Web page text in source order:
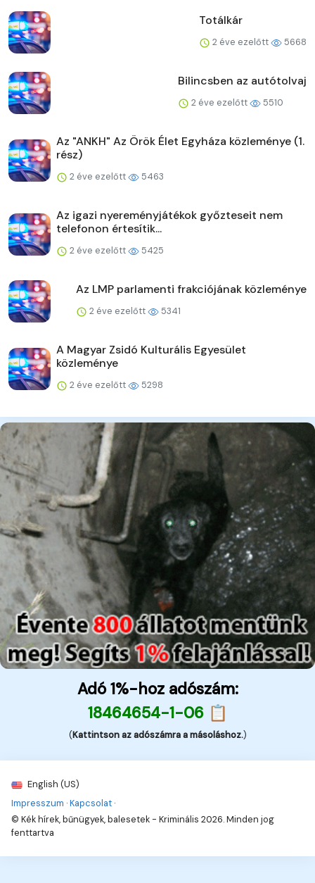
Totálkár
2 éve ezelőtt 5668
Bilincsben az autótolvaj
2 éve ezelőtt 5510
Az "ANKH" Az Örök Élet Egyháza közleménye (1.
rész)
2 éve ezelőtt 5463
Az igazi nyereményjátékok győzteseit nem
telefonon értesítik...
2 éve ezelőtt 5425
Az LMP parlamenti frakciójának közleménye
2 éve ezelőtt 5341
A Magyar Zsidó Kulturális Egyesület
közleménye
2 éve ezelőtt 5298
Adó 1%-hoz adószám:
18464654-1-06 📋
(Kattintson az adószámra a másoláshoz.)
English (US)
Impresszum ·Kapcsolat ·
© Kék hírek, bűnügyek, balesetek - Kriminális 2026. Minden jog
fenttartva